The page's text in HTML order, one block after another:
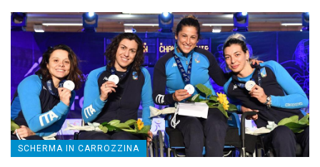
SCHERMA IN CARROZZINA